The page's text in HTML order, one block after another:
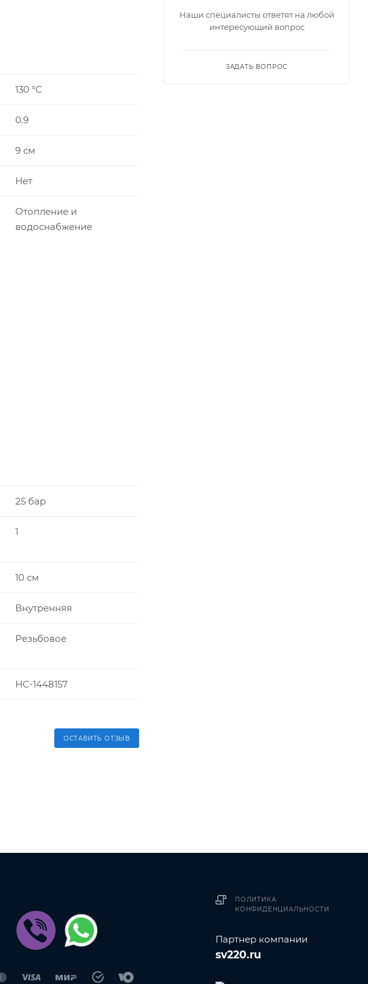
130 °С
0.9
9 см
Нет
Отопление и
водоснабжение
25 бар
1
10 см
Внутренняя
Резьбовое
НС-1448157
ОСТАВИТЬ ОТЗЫВ
Наши специалисты ответят на любой
интересующий вопрос
ЗАДАТЬ ВОПРОС
ПОЛИТИКА
КОНФИДЕНЦИАЛЬНОСТИ
Партнер компании
sv220.ru